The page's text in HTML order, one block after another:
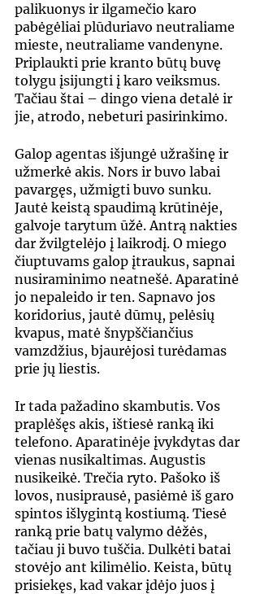
palikuonys ir ilgamečio karo
pabėgėliai plūduriavo neutraliame
mieste, neutraliame vandenyne.
Priplaukti prie kranto būtų buvę
tolygu įsijungti į karo veiksmus.
Tačiau štai – dingo viena detalė ir
jie, atrodo, nebeturi pasirinkimo.
Galop agentas išjungė užrašinę ir
užmerkė akis. Nors ir buvo labai
pavargęs, užmigti buvo sunku.
Jautė keistą spaudimą krūtinėje,
galvoje tarytum ūžė. Antrą nakties
dar žvilgtelėjo į laikrodį. O miego
čiuptuvams galop įtraukus, sapnai
nusiraminimo neatnešė. Aparatinė
jo nepaleido ir ten. Sapnavo jos
koridorius, jautė dūmų, pelėsių
kvapus, matė šnypščiančius
vamzdžius, bjaurėjosi turėdamas
prie jų liestis.
Ir tada pažadino skambutis. Vos
praplėšęs akis, ištiesė ranką iki
telefono. Aparatinėje įvykdytas dar
vienas nusikaltimas. Augustis
nusikeikė. Trečia ryto. Pašoko iš
lovos, nusiprausė, pasiėmė iš garo
spintos išlygintą kostiumą. Tiesė
ranką prie batų valymo dėžės,
tačiau ji buvo tuščia. Dulkėti batai
stovėjo ant kilimėlio. Keista, būtų
prisiekęs, kad vakar įdėjo juos į